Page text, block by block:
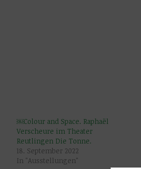
￼Colour and Space. Raphaël
Verscheure im Theater
Reutlingen Die Tonne.
18. September 2022
In "Ausstellungen"